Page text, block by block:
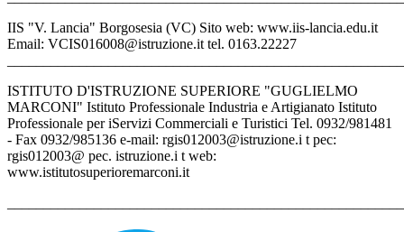
IIS "V. Lancia" Borgosesia (VC) Sito web: www.iis-lancia.edu.it
Email: VCIS016008@istruzione.it tel. 0163.22227
ISTITUTO D'ISTRUZIONE SUPERIORE "GUGLIELMO
MARCONI" Istituto Professionale Industria e Artigianato Istituto
Professionale per iServizi Commerciali e Turistici Tel. 0932/981481
- Fax 0932/985136 e-mail: rgis012003@istruzione.i t pec:
rgis012003@ pec. istruzione.i t web:
www.istitutosuperioremarconi.it